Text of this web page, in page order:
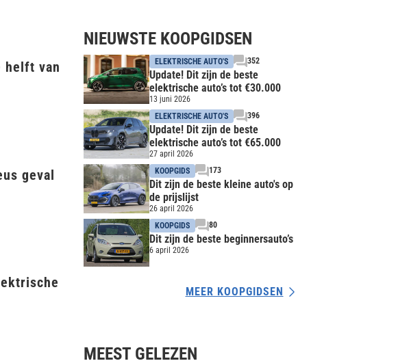
helft van
geval
NIEUWSTE KOOPGIDSEN
ELEKTRISCHE AUTO'S 352
Update! Dit zijn de beste
elektrische auto’s tot €30.000
13 juni 2026
ELEKTRISCHE AUTO'S
396
Update! Dit zijn de beste
elektrische auto’s tot €65.000
27 april 2026
KOOPGIDS
173
Dit zijn de beste kleine auto's op
de prijslijst
26 april 2026
KOOPGIDS
80
Dit zijn de beste beginnersauto’s
6 april 2026
MEER KOOPGIDSEN
MEEST GELEZEN